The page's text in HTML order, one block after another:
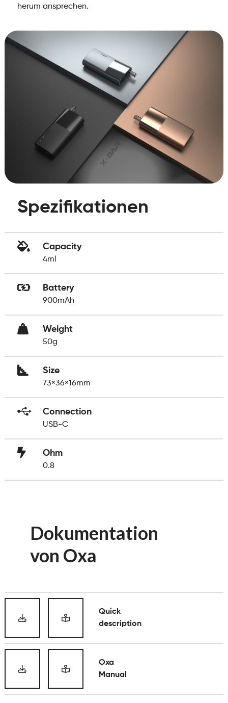
herum ansprechen.
Spezifikationen
Capacity
4ml
Battery
900mAh
Weight
50g
Size
73×36×16mm
Connection
USB-C
Ohm
0.8
Dokumentation
von Oxa
Quick
description
Oxa
Manual